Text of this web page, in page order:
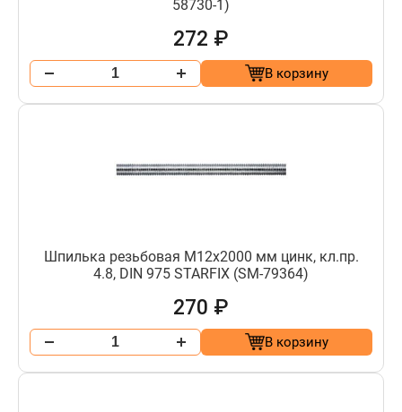
58730-1)
272 ₽
В корзину
Шпилька резьбовая М12х2000 мм цинк, кл.пр.
4.8, DIN 975 STARFIX (SM-79364)
270 ₽
В корзину